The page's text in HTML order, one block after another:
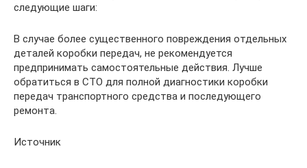
следующие шаги:
В случае более существенного повреждения отдельных
деталей коробки передач, не рекомендуется
предпринимать самостоятельные действия. Лучше
обратиться в СТО для полной диагностики коробки
передач транспортного средства и последующего
ремонта.
Источник